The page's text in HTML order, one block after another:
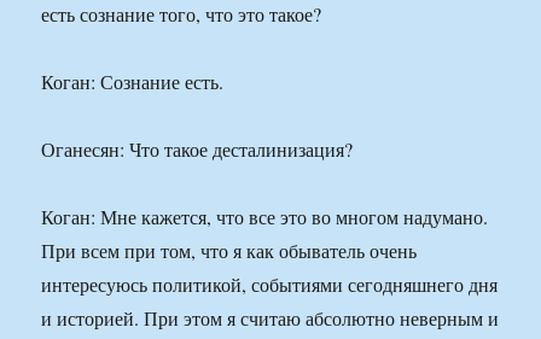
есть сознание того, что это такое?
Коган: Сознание есть.
Оганесян: Что такое десталинизация?
Коган: Мне кажется, что все это во многом надумано.
При всем при том, что я как обыватель очень
интересуюсь политикой, событиями сегодняшнего дня
и историей. При этом я считаю абсолютно неверным и